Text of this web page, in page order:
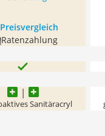
Preis­vergleich
Ratenzahlung
Sanitäracryl